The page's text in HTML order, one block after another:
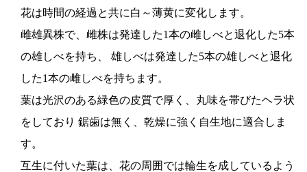
花は時間の経過と共に白～薄黄に変化します。
雌雄異株で、雌株は発達した1本の雌しべと退化した5本
の雄しべを持ち、 雄しべは発達した5本の雄しべと退化
した1本の雌しべを持ちます。
葉は光沢のある緑色の皮質で厚く、丸味を帯びたヘラ状
をしており 鋸歯は無く、乾燥に強く自生地に適合しま
す。
互生に付いた葉は、花の周囲では輪生を成しているよう